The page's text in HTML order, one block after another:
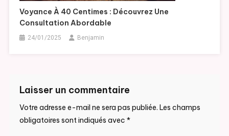
Voyance À 40 Centimes : Découvrez Une
Consultation Abordable
24/01/2025 Benjamin
Laisser un commentaire
Votre adresse e-mail ne sera pas publiée. Les champs
obligatoires sont indiqués avec *